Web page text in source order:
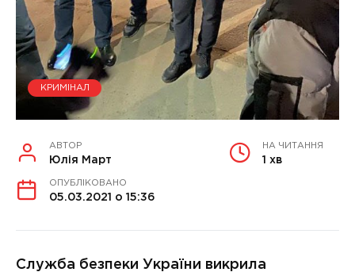
КРИМІНАЛ
АВТОР
Юлія Март
НА ЧИТАННЯ
1 хв
ОПУБЛІКОВАНО
05.03.2021 о 15:36
Служба безпеки України викрила